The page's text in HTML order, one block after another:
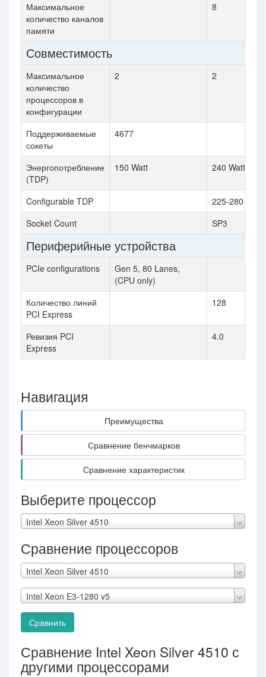
Максимальное
количество каналов
памяти
8
Совместимость
Максимальное
количество
процессоров в
конфигурации
2 2
Поддерживаемые
сокеты
4677
Энергопотребление
(TDP)
150 Watt 240 Watt
Configurable TDP
225-280 Watt
Socket Count
SP3
Периферийные устройства
PCIe configurations
Gen 5, 80 Lanes,
(CPU only)
Количество линий
PCI Express
128
Ревизия PCI
Express
4.0
Навигация
Преимущества
Сравнение бенчмарков
Сравнение характеристик
Выберите процессор
Intel Xeon Silver 4510
Сравнение процессоров
Intel Xeon Silver 4510
Intel Xeon E3-1280 v5
Сравнить
Сравнение Intel Xeon Silver 4510 с
другими процессорами